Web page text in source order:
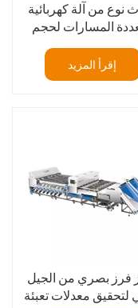
نوع من آلة كهربائية
المسارات لحجم
إقرأ المزيد
فرز بصري من الجيل
لتحقيق معدلات تعبئة